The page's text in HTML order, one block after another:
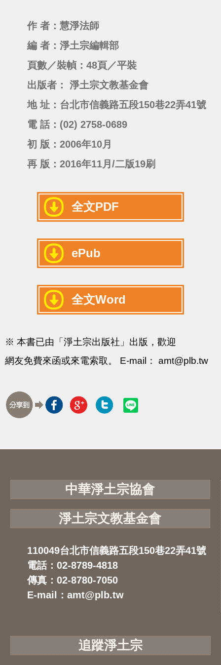
作 者：慧淨法師
編 者：淨土宗編輯部
頁數／裝幀：48頁／平裝
出版者： 淨土宗文教基金會
地 址：台北市信義路五段150巷22弄41號
電 話：(02) 2758-0689
初 版：2006年10月
再 版：2016年11月/二版19刷
全文PDF
ePub
全文Word
※ 本書已由「淨土宗出版社」出版，歡迎
網友免費來函或來電索取。 E-mail： amt@plb.tw
中華淨土宗協會
淨土宗文教基金會
110049台北市信義路五段150巷22弄41號
電話：02-8789-4818
傳真：02-8780-7050
E-mail：amt@plb.tw
追蹤淨土宗